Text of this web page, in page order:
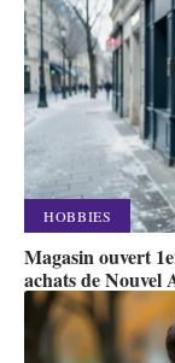
HOBBIES
Magasin ouvert
achats de Nouvel